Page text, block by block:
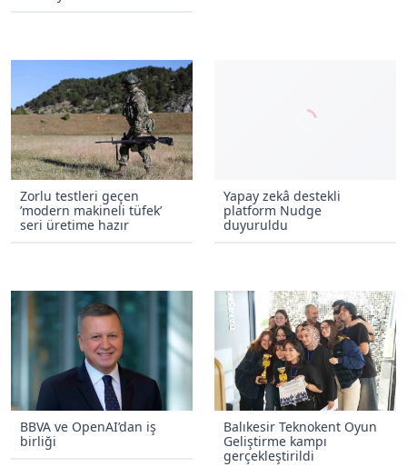
Zorlu testleri geçen
’modern makineli tüfek’
seri üretime hazır
Yapay zekâ destekli
platform Nudge
duyuruldu
BBVA ve OpenAI’dan iş
birliği
Balıkesir Teknokent Oyun
Geliştirme kampı
gerçekleştirildi